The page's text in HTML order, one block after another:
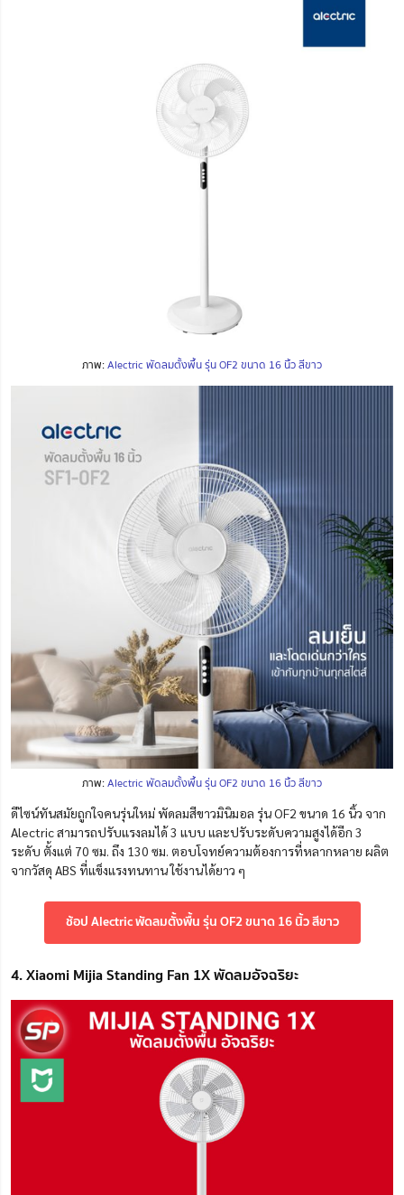
ภาพ:Alectric พัดลมตั้งพื้น รุ่น OF2 ขนาด 16 นิ้ว สีขาว
ภาพ:Alectric พัดลมตั้งพื้น รุ่น OF2 ขนาด 16 นิ้ว สีขาว
ดีไซน์ทันสมัยถูกใจคนรุ่นใหม่ พัดลมสีขาวมินิมอล รุ่น OF2 ขนาด 16 นิ้ว จาก
Alectric สามารถปรับแรงลมได้ 3 แบบ และปรับระดับความสูงได้อีก 3
ระดับ ตั้งแต่ 70 ซม. ถึง 130 ซม. ตอบโจทย์ความต้องการที่หลากหลาย ผลิต
จากวัสดุ ABS ที่แข็งแรงทนทาน ใช้งานได้ยาว ๆ
ช้อป Alectric พัดลมตั้งพื้น รุ่น OF2 ขนาด 16 นิ้ว สีขาว
4. Xiaomi Mijia Standing Fan 1X พัดลมอัจฉริยะ